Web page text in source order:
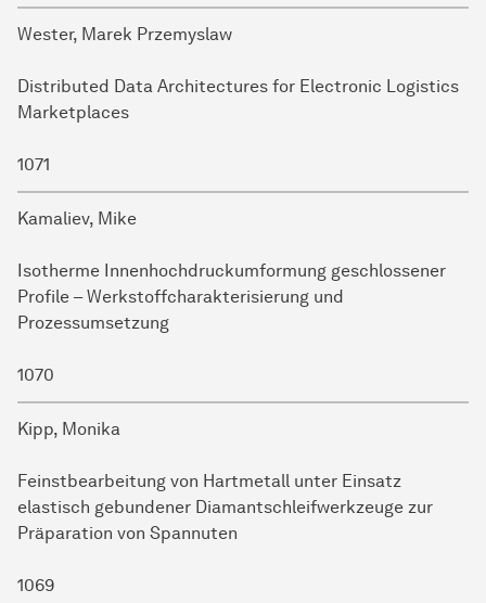
Wester, Marek Przemyslaw
Distributed Data Architectures for Electronic Logistics
Marketplaces
1071
Kamaliev, Mike
Isotherme Innenhochdruckumformung geschlossener
Profile – Werkstoffcharakterisierung und
Prozessumsetzung
1070
Kipp, Monika
Feinstbearbeitung von Hartmetall unter Einsatz
elastisch gebundener Diamantschleifwerkzeuge zur
Präparation von Spannuten
1069